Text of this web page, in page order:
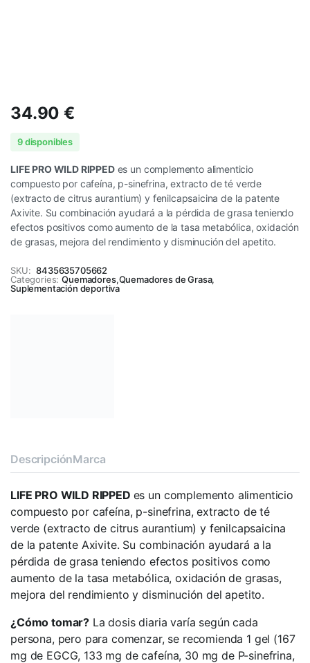
34.90€
9 disponibles
LIFE PRO WILD RIPPEDes un complemento alimenticio
compuesto por cafeína, p-sinefrina, extracto de té verde
(extracto de citrus aurantium) y fenilcapsaicina de la patente
Axivite. Su combinación ayudará a la pérdida de grasa teniendo
efectos positivos como aumento de la tasa metabólica, oxidación
de grasas, mejora del rendimiento y disminución del apetito.
SKU: 8435635705662
Categories: Quemadores,Quemadores de Grasa,
Suplementación deportiva
DescripciónMarca
LIFE PRO WILD RIPPED es un complemento alimenticio
compuesto por cafeína, p-sinefrina, extracto de té
verde (extracto de citrus aurantium) y fenilcapsaicina
de la patente Axivite. Su combinación ayudará a la
pérdida de grasa teniendo efectos positivos como
aumento de la tasa metabólica, oxidación de grasas,
mejora del rendimiento y disminución del apetito.
¿Cómo tomar? La dosis diaria varía según cada
persona, pero para comenzar, se recomienda 1 gel (167
mg de EGCG, 133 mg de cafeína, 30 mg de P-sinefrina,